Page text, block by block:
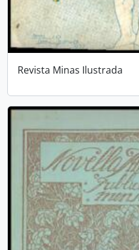
Revista Minas Ilustrada